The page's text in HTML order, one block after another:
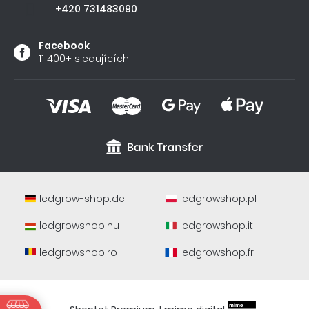
+420 731483090
Facebook
11 400+ sledujících
ledgrow-shop.de
ledgrowshop.pl
ledgrowshop.hu
ledgrowshop.it
ledgrowshop.ro
ledgrowshop.fr